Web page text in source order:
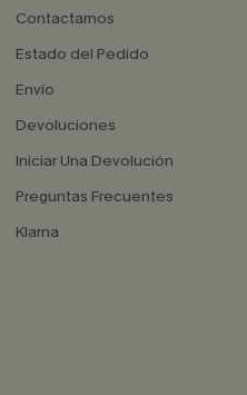
Contactarnos
Estado del Pedido
Envío
Devoluciones
Iniciar Una Devolución
Preguntas Frecuentes
Klarna